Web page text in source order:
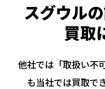
スグウル
買取
他社では「取扱い不
も当社では買取で